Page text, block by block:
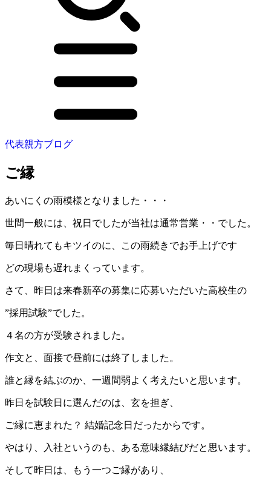
代表親方ブログ
ご縁
あいにくの雨模様となりました・・・
世間一般には、祝日でしたが当社は通常営業・・でした。
毎日晴れてもキツイのに、この雨続きでお手上げです
どの現場も遅れまくっています。
さて、昨日は来春新卒の募集に応募いただいた高校生の
”採用試験”でした。
４名の方が受験されました。
作文と、面接で昼前には終了しました。
誰と縁を結ぶのか、一週間弱よく考えたいと思います。
昨日を試験日に選んだのは、玄を担ぎ、
ご縁に恵まれた？ 結婚記念日だったからです。
やはり、入社というのも、ある意味縁結びだと思います。
そして昨日は、もう一つご縁があり、